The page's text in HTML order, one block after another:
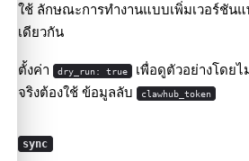
ใช้ ลักษณะการทำงานแบบเพิ่มเวอร์ชัน
เดียวกัน
ตั้งค่า dry_run: true เพื่อดูตัวอย่างโดยไ
จริงต้องใช้ ข้อมูลลับ
clawhub_token
sync